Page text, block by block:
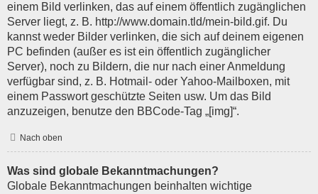
einem Bild verlinken, das auf einem öffentlich zugänglichen
Server liegt, z. B. http://www.domain.tld/mein-bild.gif. Du
kannst weder Bilder verlinken, die sich auf deinem eigenen
PC befinden (außer es ist ein öffentlich zugänglicher
Server), noch zu Bildern, die nur nach einer Anmeldung
verfügbar sind, z. B. Hotmail- oder Yahoo-Mailboxen, mit
einem Passwort geschützte Seiten usw. Um das Bild
anzuzeigen, benutze den BBCode-Tag „[img]“.
Nach oben
Was sind globale Bekanntmachungen?
Globale Bekanntmachungen beinhalten wichtige